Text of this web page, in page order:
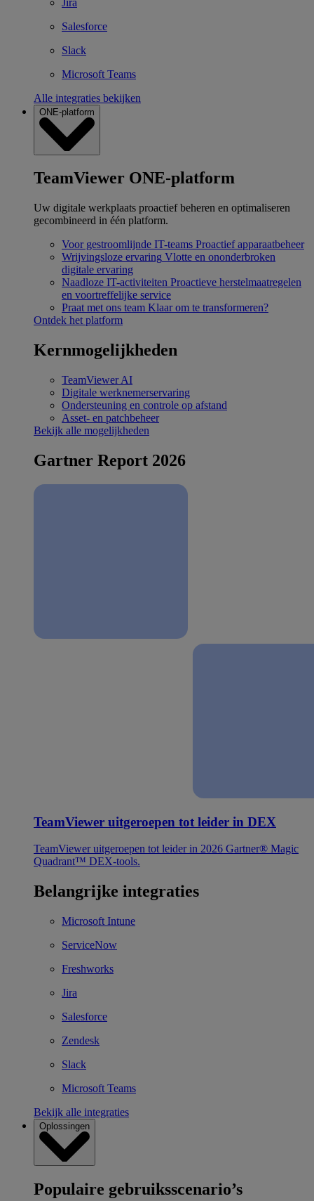
Jira
Salesforce
Slack
Microsoft Teams
Alle integraties bekijken
ONE-platform
TeamViewer ONE-platform
Uw digitale werkplaats proactief beheren en optimaliseren
gecombineerd in één platform.
Voor gestroomlijnde IT-teams Proactief apparaatbeheer
Wrijvingsloze ervaring Vlotte en ononderbroken
digitale ervaring
Naadloze IT-activiteiten Proactieve herstelmaatregelen
en voortreffelijke service
Praat met ons team Klaar om te transformeren?
Ontdek het platform
Kernmogelijkheden
TeamViewer AI
Digitale werknemerservaring
Ondersteuning en controle op afstand
Asset- en patchbeheer
Bekijk alle mogelijkheden
Gartner Report 2026
TeamViewer uitgeroepen tot leider in DEX
TeamViewer uitgeroepen tot leider in 2026 Gartner® Magic
Quadrant™ DEX-tools.
Belangrijke integraties
Microsoft Intune
ServiceNow
Freshworks
Jira
Salesforce
Zendesk
Slack
Microsoft Teams
Bekijk alle integraties
Oplossingen
Populaire gebruiksscenario’s